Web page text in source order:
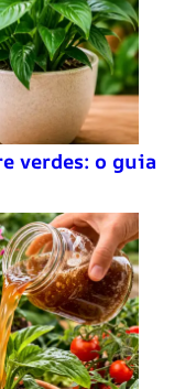
verdes: o guia